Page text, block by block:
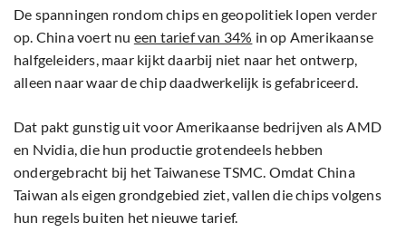
De spanningen rondom chips en geopolitiek lopen verder
op. China voert nu een tarief van 34% in op Amerikaanse
halfgeleiders, maar kijkt daarbij niet naar het ontwerp,
alleen naar waar de chip daadwerkelijk is gefabriceerd.
Dat pakt gunstig uit voor Amerikaanse bedrijven als AMD
en Nvidia, die hun productie grotendeels hebben
ondergebracht bij het Taiwanese TSMC. Omdat China
Taiwan als eigen grondgebied ziet, vallen die chips volgens
hun regels buiten het nieuwe tarief.